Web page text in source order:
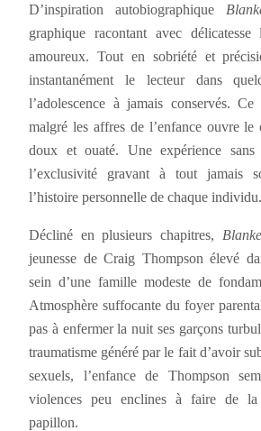
D’inspiration autobiographique
graphique racontant avec
amoureux. Tout en sobriété et
instantanément le lecteur dans
l’adolescence à jamais conservés.
malgré les affres de l’enfance ouvre
doux et ouaté. Une expérience sans
l’exclusivité gravant à tout jamais
l’histoire personnelle de chaque individu.
Décliné en plusieurs chapitres,
jeunesse de Craig Thompson élevé
sein d’une famille modeste de
Atmosphère suffocante du foyer
pas à enfermer la nuit ses garçons
traumatisme généré par le fait d’avoir
sexuels, l’enfance de Thompson
violences peu enclines à faire de
papillon.